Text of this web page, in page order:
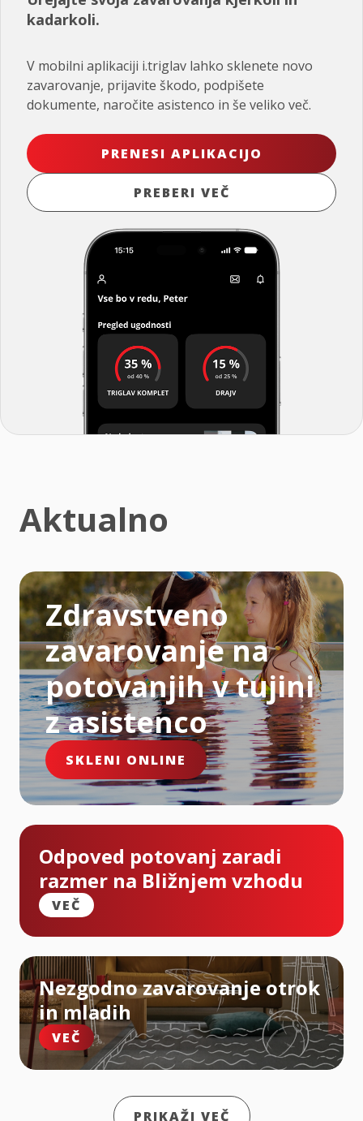
kadarkoli.
V mobilni aplikaciji i.triglav lahko sklenete novo
zavarovanje, prijavite škodo, podpišete
dokumente, naročite asistenco in še veliko več.
PRENESI APLIKACIJO
PREBERI VEČ
Aktualno
Zdravstveno
zavarovanje na
potovanjih v tujini
z asistenco
SKLENI ONLINE
Odpoved potovanj zaradi
razmer na Bližnjem vzhodu
VEČ
Nezgodno zavarovanje otrok
in mladih
VEČ
PRIKAŽI VEČ